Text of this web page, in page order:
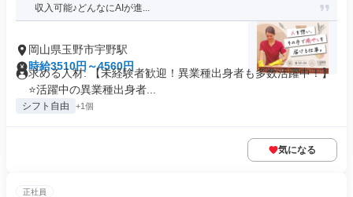
収入可能♪どんなにAIが進...
岡山県玉野市宇野駅
時給3510円～4560円
求める人材: 【未経験者歓迎！異業種出身者も多数活躍中！】
⭐️活躍中の異業種出身者...
シフト自由 +1個
気になる
正社員